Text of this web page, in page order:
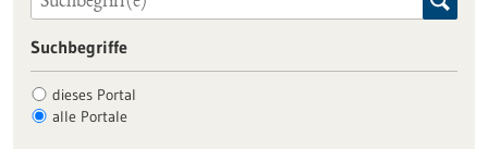
Suchbegriffe
dieses Portal
alle Portale